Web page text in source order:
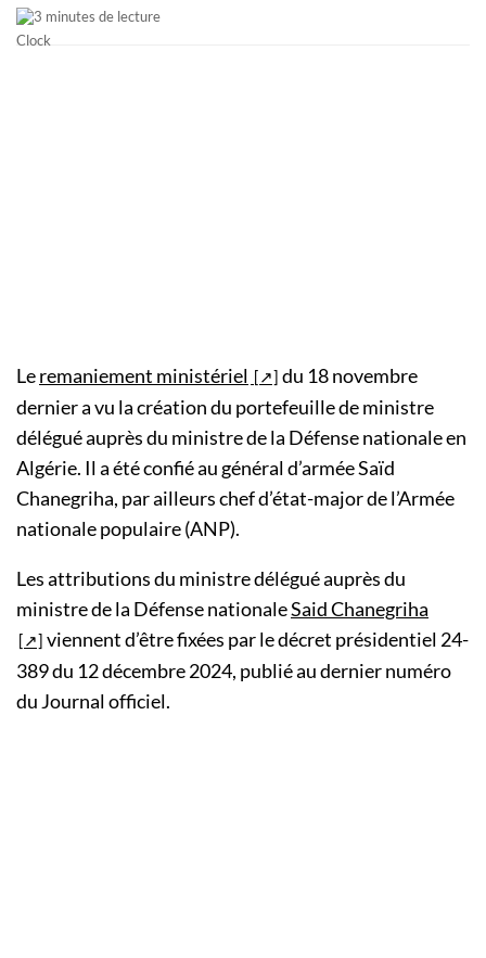
3 minutes de lecture
Leremaniement ministériel
du 18 novembre
dernier a vu la création du portefeuille de ministre
délégué auprès du ministre de la Défense nationale en
Algérie. Il a été confié au général d’armée Saïd
Chanegriha, par ailleurs chef d’état-major de l’Armée
nationale populaire (ANP).
Les attributions du ministre délégué auprès du
ministre de la Défense nationaleSaid Chanegriha
viennent d’être fixées par le décret présidentiel 24-
389 du 12 décembre 2024, publié au dernier numéro
du Journal officiel.